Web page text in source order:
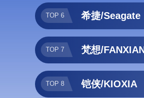
TOP 6 希捷/Seagate
TOP 7 梵想/
TOP 8 铠侠/KIOXIA